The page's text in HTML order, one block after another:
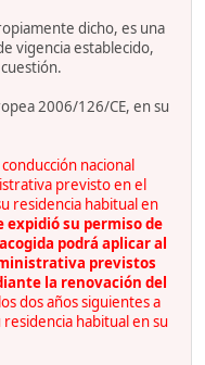
dicho, es una
vigencia establecido,
2006/126/CE, en su
nacional
previsto en el
residencia habitual en
expidió su permiso de
podrá aplicar al
previstos
la renovación del
dos años siguientes a
habitual en su